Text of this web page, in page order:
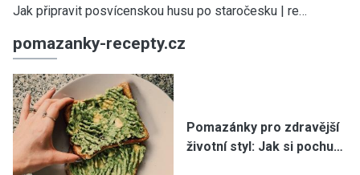
Jak připravit posvícenskou husu po staročesku | re…
pomazanky-recepty.cz
Pomazánky pro zdravější
životní styl: Jak si pochu…